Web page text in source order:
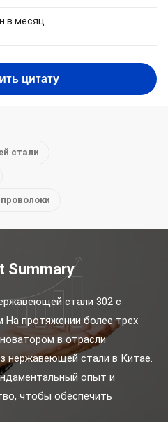
в месяц
цитату
стали
Summary
стали 302 с
протяжении более трех
в отрасли
нержавеющей стали в Китае.
опыт и
чтобы обеспечить